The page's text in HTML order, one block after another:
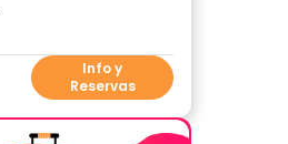
Info y
Reservas